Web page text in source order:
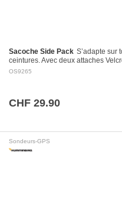
Sacoche Side Pack S’adapte sur
ceintures. Avec deux attaches
OS9265
CHF 29.90
Sondeurs-GPS